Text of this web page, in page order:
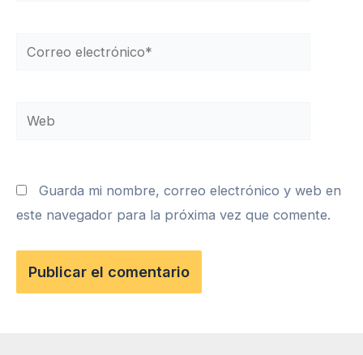
Correo
Web
Guarda mi nombre, correo electrónico y web en
este navegador para la próxima vez que comente.